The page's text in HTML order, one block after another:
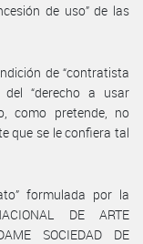
de uso” de las
de “contratista
“derecho a usar
como pretende, no
que se le confiera tal
formulada por la
DE ARTE
SOCIEDAD DE